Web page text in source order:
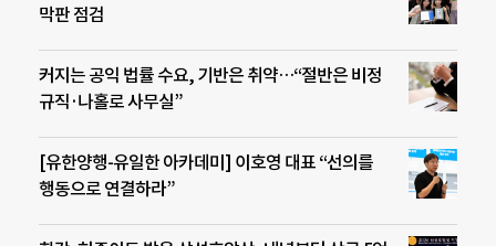
막판 점검
커지는 공익 법률 수요, 기반은 취약…“절반은 비정
규직·나홀로 사무실”
[유한양행-유일한 아카데미] 이호영 대표 “선의를
행동으로 연결하라”